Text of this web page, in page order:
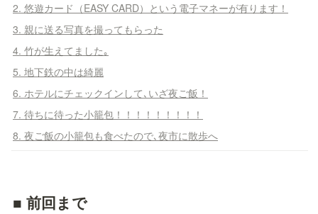
2. 悠遊カード（EASY CARD）という電子マネーが有ります！
3. 親に送る写真を撮ってもらった
4. 竹が生えてました｡
5. 地下鉄の中は綺麗
6. ホテルにチェックインして､いざ夜ご飯！
7. 待ちに待った小籠包！！！！！！！！！
8. 夜ご飯の小籠包も食べたので､夜市に散歩へ
■ 前回まで